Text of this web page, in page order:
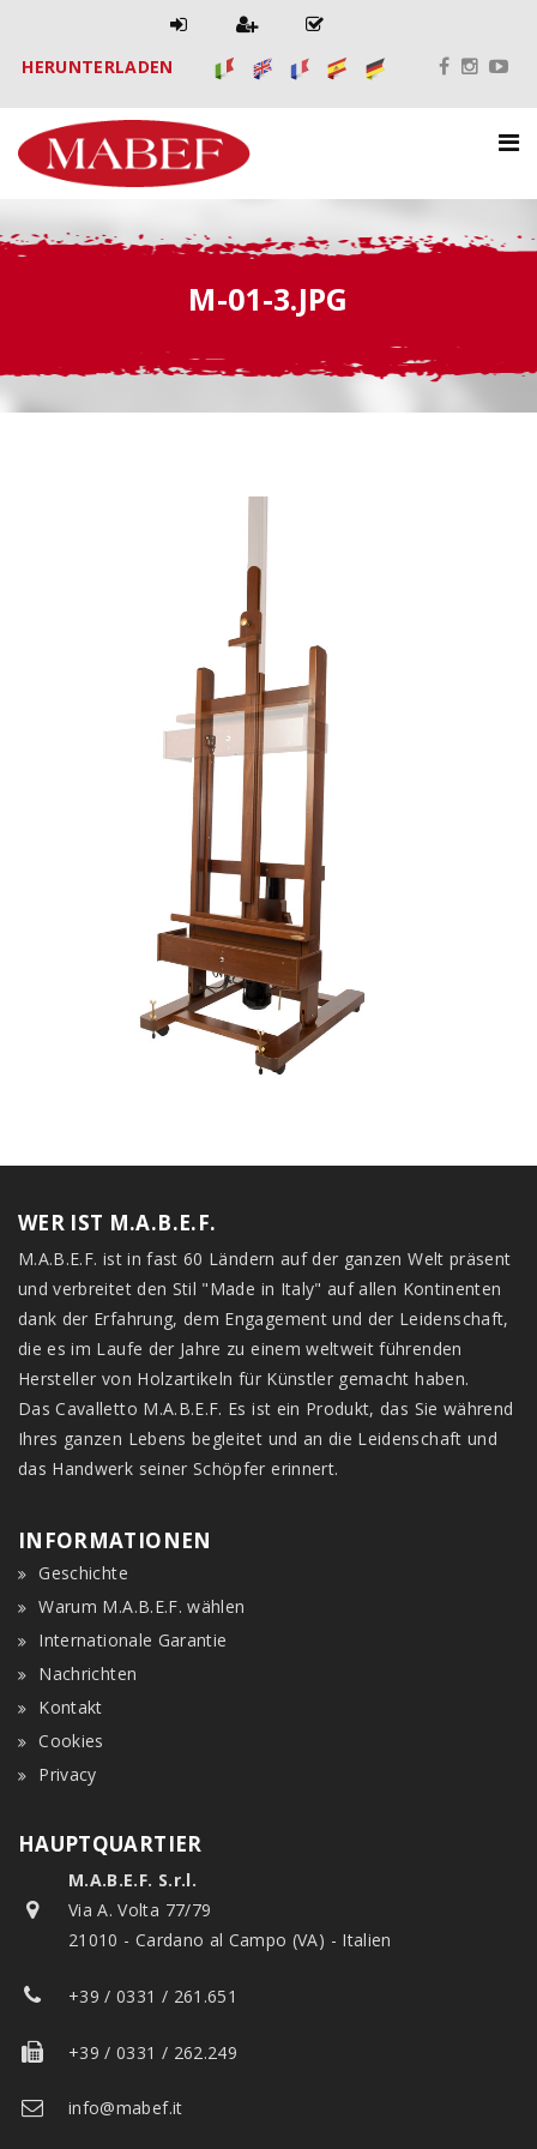
HERUNTERLADEN
M-01-3.JPG
WER IST M.A.B.E.F.
M.A.B.E.F. ist in fast 60 Ländern auf der ganzen Welt präsent
und verbreitet den Stil "Made in Italy" auf allen Kontinenten
dank der Erfahrung, dem Engagement und der Leidenschaft,
die es im Laufe der Jahre zu einem weltweit führenden
Hersteller von Holzartikeln für Künstler gemacht haben.
Das Cavalletto M.A.B.E.F. Es ist ein Produkt, das Sie während
Ihres ganzen Lebens begleitet und an die Leidenschaft und
das Handwerk seiner Schöpfer erinnert.
INFORMATIONEN
Geschichte
Warum M.A.B.E.F. wählen
Internationale Garantie
Nachrichten
Kontakt
Cookies
Privacy
HAUPTQUARTIER
M.A.B.E.F. S.r.l.
Via A. Volta 77/79
21010 - Cardano al Campo (VA) - Italien
+39 / 0331 / 261.651
+39 / 0331 / 262.249
info@mabef.it